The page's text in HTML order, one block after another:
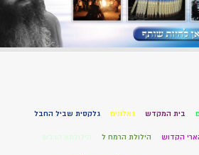
בית המקדש גאלונים גלקסית שביל החבל
הקדוש הילולת הרמח ל הילולתא הרבש